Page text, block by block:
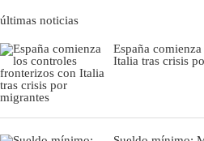
últimas noticias
España
Italia tras crisis